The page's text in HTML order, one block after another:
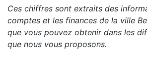
Ces chiffres sont extraits des
comptes et les finances de la ville
que vous pouvez obtenir dans les
que nous vous proposons.